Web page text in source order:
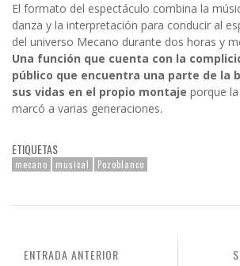
El formato del espectáculo combina la
danza y la interpretación para conducir al
del universo Mecano durante dos horas y
Una función que cuenta con la
público que encuentra una parte de la
sus vidas en el propio montaje porque
marcó a varias generaciones.
ETIQUETAS
mecano musical Pozoblanco
ENTRADA ANTERIOR